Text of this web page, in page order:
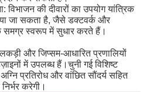
विभाजन की दीवारों का उपयोग यांत्रिक
जा सकता है, जैसे डक्टवर्क और
समग्र स्वरूप में सुधार करते हैं।
लकड़ी और जिप्सम-आधारित प्रणालियों
में उपलब्ध हैं।चुनी गई विशिष्ट
प्रतिरोध और वांछित सौंदर्य सहित
करेगी।